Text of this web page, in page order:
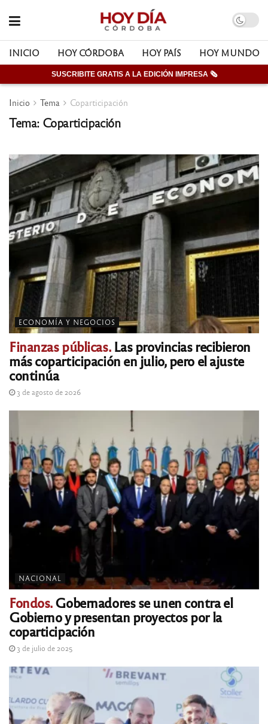
INICIO HOY CÓRDOBA HOY PAÍS HOY MUNDO
SUSCRIBITE GRATIS A LA EDICIÓN IMPRESA 🗞
Inicio Tema Coparticipación
Tema: Coparticipación
ECONOMÍA Y NEGOCIOS
Finanzas públicas.Las provincias recibieron
más coparticipación en julio, pero el ajuste
continúa
3 de agosto de 2026
NACIONAL
Fondos.Gobernadores se unen contra el
Gobierno y presentan proyectos por la
coparticipación
3 de julio de 2025